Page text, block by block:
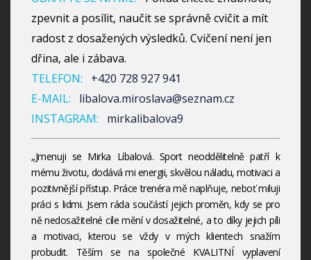
zpevnit a posílit, naučit se správně cvičit a mít
radost z dosažených výsledků. Cvičení není jen
dřina, ale i zábava.
TELEFON:
+420 728 927 941
E-MAIL:
libalova.miroslava@seznam.cz
INSTAGRAM:
mirkalibalova9
„Jmenuji se Mirka Líbalová. Sport neoddělitelně patří k
mému životu, dodává mi energii, skvělou náladu, motivaci a
pozitivnější přístup. Práce trenéra mě naplňuje, neboť miluji
práci s lidmi. Jsem ráda součástí jejich proměn, kdy se pro
ně nedosažitelné cíle mění v dosažitelné, a to díky jejich píli
a motivaci, kterou se vždy v mých klientech snažím
probudit. Těším se na společné KVALITNÍ vyplavení